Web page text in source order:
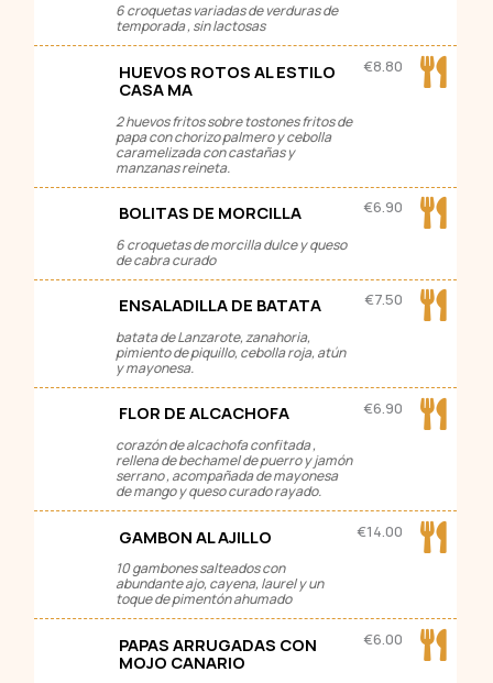
6 croquetas variadas de verduras de
temporada , sin lactosas
HUEVOS ROTOS AL ESTILO
CASA MA
2 huevos fritos sobre tostones fritos de
papa con chorizo palmero y cebolla
caramelizada con castañas y
manzanas reineta.
€8.80
BOLITAS DE MORCILLA
6 croquetas de morcilla dulce y queso
de cabra curado
€6.90
ENSALADILLA DE BATATA
batata de Lanzarote, zanahoria,
pimiento de piquillo, cebolla roja, atún
y mayonesa.
€7.50
FLOR DE ALCACHOFA
corazón de alcachofa confitada ,
rellena de bechamel de puerro y jamón
serrano , acompañada de mayonesa
de mango y queso curado rayado.
€6.90
GAMBON AL AJILLO
10 gambones salteados con
abundante ajo, cayena, laurel y un
toque de pimentón ahumado
€14.00
PAPAS ARRUGADAS CON
MOJO CANARIO
€6.00